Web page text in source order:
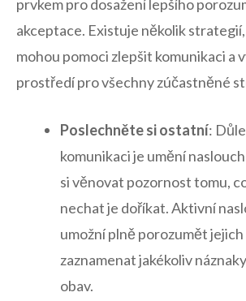
prvkem pro‍ dosažení‍ lepšího
akceptace. Existuje několik
mohou pomoci zlepšit komunikaci a
prostředí‍ pro všechny zúčastněné
Poslechněte si ostatní:
komunikaci je umění
si věnovat⁤ pozornost‍ tomu,
nechat je doříkat. Aktivní
umožní plně porozumět
zaznamenat jakékoliv
obav.